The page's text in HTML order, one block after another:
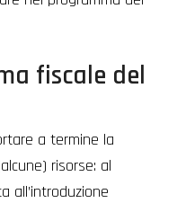
fiscale del
a termine la
risorse: al
all’introduzione